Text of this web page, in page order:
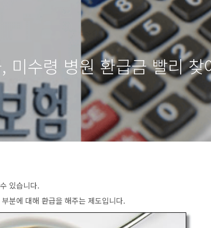
미수령 병원 환급금 빨리 찾
있습니다.
분에 대해 환급을 해주는 제도입니다.